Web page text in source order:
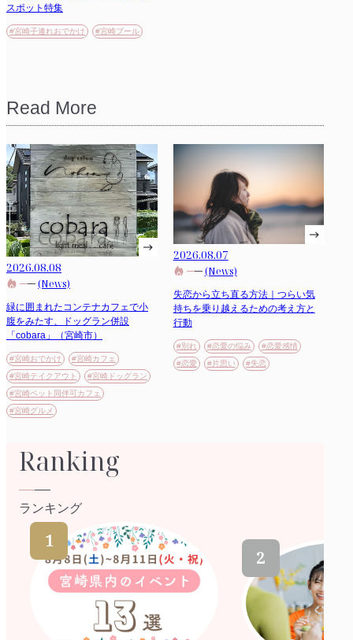
スポット特集
#宮崎子連れおでかけ #宮崎プール
Read More
2026.08.08
(News)
緑に囲まれたコンテナカフェで小
腹をみたす、ドッグラン併設
「cobara」（宮崎市）
#宮崎おでかけ
#宮崎カフェ
#宮崎テイクアウト
#宮崎ドッグラン
#宮崎ペット同伴可カフェ
#宮崎グルメ
2026.08.07
(News)
失恋から立ち直る方法｜つらい気
持ちを乗り越えるための考え方と
行動
#別れ #恋愛の悩み
#恋愛感情
#恋愛
#片思い #失恋
Ranking
ランキング